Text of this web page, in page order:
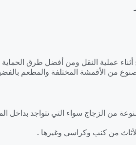
أثناء عملية النقل ومن أفضل طرق
من الأقمشة المختلفة والمطعم
من الزجاج سواء التي تتواجد بداخل
من كنب وكراسي وغيرها .